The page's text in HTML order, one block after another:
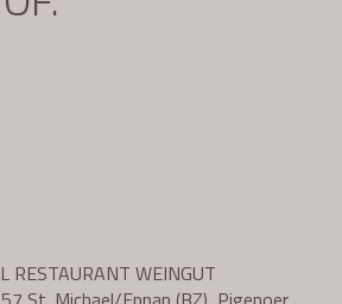
RESTAURANT WEINGUT